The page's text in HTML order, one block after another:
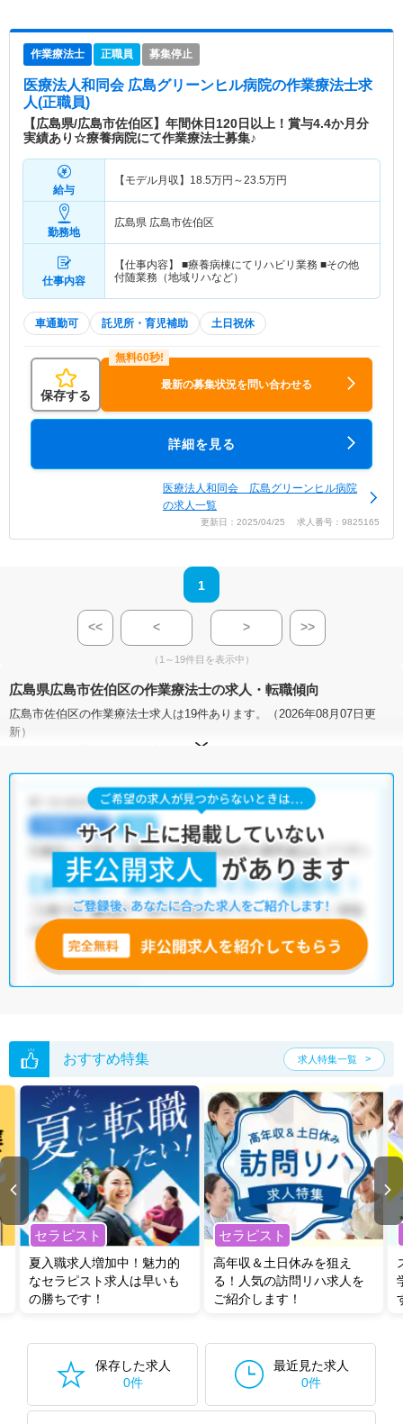
作業療法士 正職員 募集停止
医療法人和同会 広島グリーンヒル病院の作業療法士求
人(正職員)
【広島県/広島市佐伯区】年間休日120日以上！賞与4.4か月分
実績あり☆療養病院にて作業療法士募集♪
給与
【モデル月収】 18.5万円～23.5万円
勤務地
広島県 広島市佐伯区
仕事内容
【仕事内容】 ■療養病棟にてリハビリ業務 ■その他
付随業務（地域リハなど）
車通勤可 託児所・育児補助 土日祝休
保存する
最新の募集状況を問い合わせる
詳細を見る
医療法人和同会 広島グリーンヒル病院
の求人一覧
更新日：2025/04/25 求人番号：9825165
1
<< < > >>
（1～19件目を表示中）
広島県広島市佐伯区の作業療法士の求人・転職傾向
広島市佐伯区の作業療法士求人は19件あります。（2026年08月07日更
新）
サイト上に掲載されている求人の他に、
う求人を提案させていただきます。
広島市佐伯区の作業療法士求人では以下のような条件が人気です。
土日祝休・積極採用中・残業少なめ・正社員(正職員)
・クリニック・介護福祉施設 ・訪問リハビリ(在宅医療)・
リハビリ
・保育園
他の条件でも人気の求人がございますので、「こだわり条件」から検索
いただくか、お気軽にお問い合わせください。
全国の作業療法士求人
から検索いただくことも可能です。
無料転職支援サービスにお申し込みいただくと、ご希望条件をヒアリン
転職支援の他、情報収集や募集状況の確認も、お気軽にご相談くださ
い。
おすすめ特集 求人特集一覧
セラピスト
夏入職求人増加中！魅力的
なセラピスト求人は早いも
の勝ちです！
セラピスト
高年収＆土日休みを狙え
る！人気の訪問リハ求人を
ご紹介します！
保存した求人
0件
最近見た求人
0件